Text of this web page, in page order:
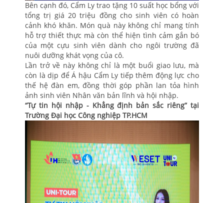
Bên cạnh đó, Cẩm Ly trao tặng 10 suất học bổng với
tổng trị giá 20 triệu đồng cho sinh viên có hoàn
cảnh khó khăn. Món quà này không chỉ mang tính
hỗ trợ thiết thực mà còn thể hiện tình cảm gắn bó
của một cựu sinh viên dành cho ngôi trường đã
nuôi dưỡng khát vọng của cô.
Lần trở về này không chỉ là một buổi giao lưu, mà
còn là dịp để Á hậu Cẩm Ly tiếp thêm động lực cho
thế hệ đàn em, đồng thời góp phần lan tỏa hình
ảnh sinh viên Nhân văn bản lĩnh và hội nhập.
“Tự tin hội nhập - Khẳng định bản sắc riêng” tại
Trường Đại học Công nghiệp TP.HCM